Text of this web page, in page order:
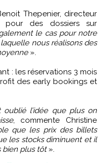
Thepenier, directeur
pour des dossiers sur
le cas pour notre
nous réalisons des
».
: les réservations 3 mois
des early bookings et
l’idée que plus on
, commente Christine
que les prix des billets
les stocks diminuent et il
bien plus tôt».